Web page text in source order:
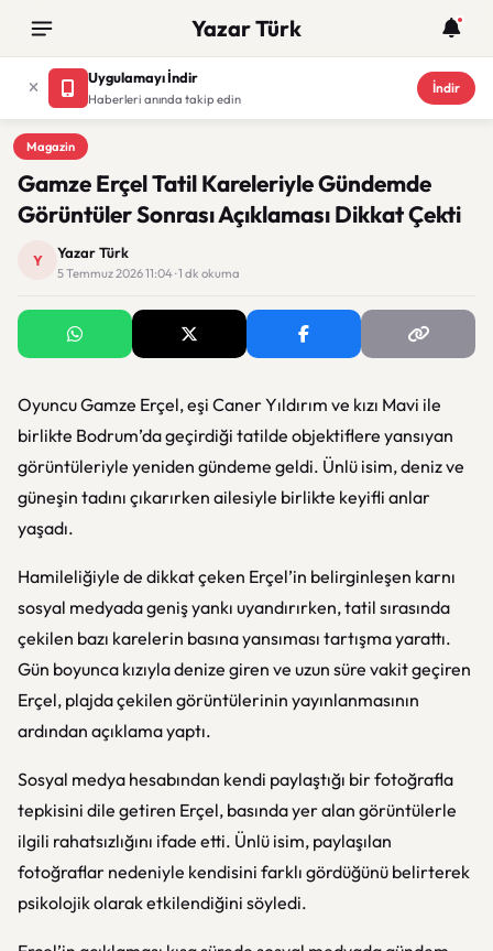
Yazar Türk
Uygulamayı İndir
Haberleri anında takip edin
İndir
Magazin
Magazin
Gamze Erçel Tatil Kareleriyle Gündemde
Görüntüler Sonrası Açıklaması Dikkat Çekti
Y Yazar Türk
5 Temmuz 2026 11:04 · 1 dk okuma
OyuncuGamze Erçel, eşi Caner Yıldırım ve kızı Mavi ile
birlikte Bodrum’da geçirdiği tatilde objektiflere yansıyan
görüntüleriyle yeniden gündeme geldi. Ünlü isim, deniz ve
güneşin tadını çıkarırken ailesiyle birlikte keyifli anlar
yaşadı.
Hamileliğiyle de dikkat çeken Erçel’in belirginleşen karnı
sosyal medyada geniş yankı uyandırırken, tatil sırasında
çekilen bazı karelerin basına yansıması tartışma yarattı.
Gün boyunca kızıyla denize giren ve uzun süre vakit geçiren
Erçel, plajda çekilen görüntülerinin yayınlanmasının
ardından açıklama yaptı.
Sosyal medya hesabından kendi paylaştığı bir fotoğrafla
tepkisini dile getiren Erçel, basında yer alan görüntülerle
ilgili rahatsızlığını ifade etti. Ünlü isim, paylaşılan
fotoğraflar nedeniyle kendisini farklı gördüğünü belirterek
psikolojik olarak etkilendiğini söyledi.